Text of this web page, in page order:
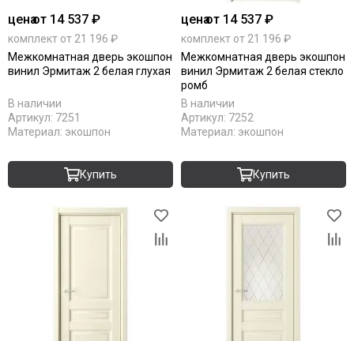
ценаот 14 537 ₽
комплект от 21 196 ₽
Межкомнатная дверь экошпон
винил Эрмитаж 2 белая глухая
В наличии
Артикул: 7251
Материал: экошпон
Купить
ценаот 14 537 ₽
комплект от 21 196 ₽
Межкомнатная дверь экошпон
винил Эрмитаж 2 белая стекло
ромб
В наличии
Артикул: 7252
Материал: экошпон
Купить